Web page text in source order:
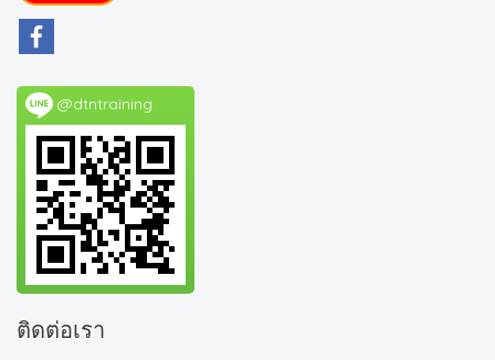
@dtntraining
ติดต่อเรา